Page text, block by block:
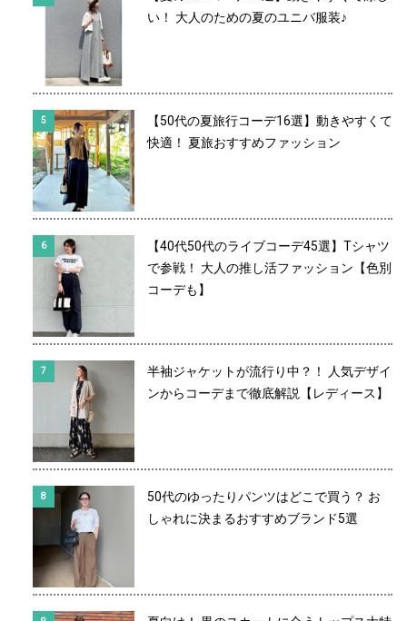
い！ 大人のための夏のユニバ服装♪
【50代の夏旅行コーデ16選】動きやすくて
快適！ 夏旅おすすめファッション
【40代50代のライブコーデ45選】Tシャツ
で参戦！ 大人の推し活ファッション【色別
コーデも】
半袖ジャケットが流行り中？！ 人気デザイ
ンからコーデまで徹底解説【レディース】
50代のゆったりパンツはどこで買う？ お
しゃれに決まるおすすめブランド5選